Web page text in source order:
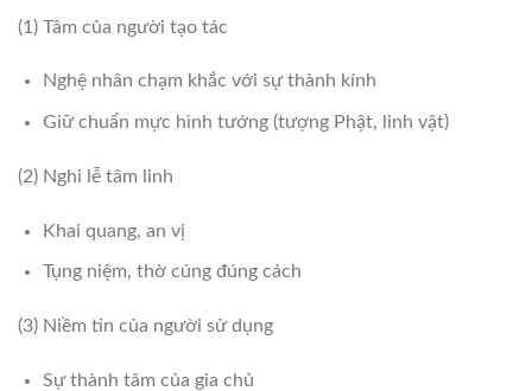
(1) Tâm của người tạo tác
Nghệ nhân chạm khắc với sự thành kính
Giữ chuẩn mực hình tướng (tượng Phật, linh vật)
(2) Nghi lễ tâm linh
Khai quang, an vị
Tụng niệm, thờ cúng đúng cách
(3) Niềm tin của người sử dụng
Sự thành tâm của gia chủ